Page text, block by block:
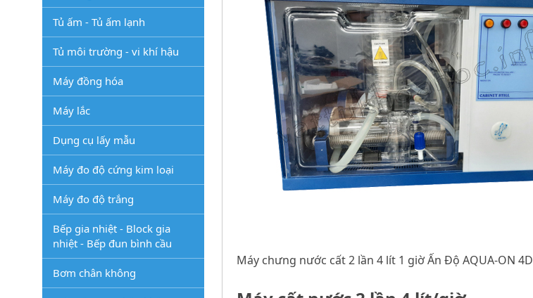
Máy chưng nước cất 2 lần 4 lít 1 giờ Ấn Độ AQUA-ON 4D
Tủ ấm - Tủ ấm lạnh
Tủ môi trường - vi khí hậu
Máy đồng hóa
Máy lắc
Dụng cụ lấy mẫu
Máy đo độ cứng kim loại
Máy đo độ trắng
Bếp gia nhiệt - Block gia
nhiệt - Bếp đun bình cầu
Bơm chân không